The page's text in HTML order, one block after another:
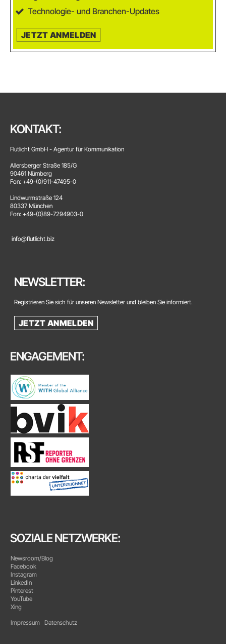
Technologie- und Branchen-Updates
JETZT ANMELDEN
KONTAKT:
Flutlicht GmbH - Agentur für Kommunikation
Allersberger Straße 185/G
90461 Nürnberg
Fon: +49-(0)911-47495-0
Lindwurmstraße 124
80337 München
Fon: +49-(0)89-7294903-0
info@flutlicht.biz
NEWSLETTER:
Registrieren Sie sich für unseren Newsletter und bleiben Sie informiert.
JETZT ANMELDEN
ENGAGEMENT:
SOZIALE NETZWERKE:
Newsroom/Blog
Facebook
Instagram
LinkedIn
Pinterest
YouTube
Xing
Impressum Datenschutz